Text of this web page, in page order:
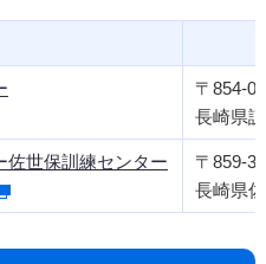
〒854-
長崎県
佐世保訓練センター
〒859-
長崎県